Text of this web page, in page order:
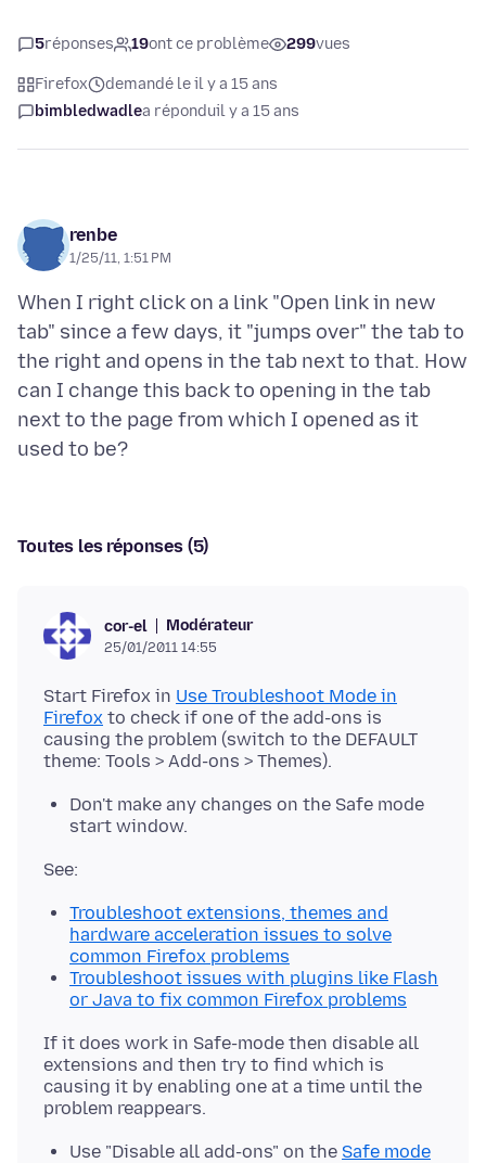
5réponses 19ont ce problème 299vues
Firefox
demandé le il y a 15 ans
bimbledwadlea réponduil y a 15 ans
renbe
1/25/11, 1:51 PM
When I right click on a link "Open link in new
tab" since a few days, it "jumps over" the tab to
the right and opens in the tab next to that. How
can I change this back to opening in the tab
next to the page from which I opened as it
Toutes les réponses (5)
cor-el Modérateur
25/01/2011 14:55
Start Firefox in Use Troubleshoot Mode in
Firefox to check if one of the add-ons is
causing the problem (switch to the DEFAULT
Don't make any changes on the Safe mode
start window.
Troubleshoot extensions, themes and
hardware acceleration issues to solve
common Firefox problems
Troubleshoot issues with plugins like Flash
or Java to fix common Firefox problems
If it does work in Safe-mode then disable all
extensions and then try to find which is
causing it by enabling one at a time until the
Use "Disable all add-ons" on the Safe mode